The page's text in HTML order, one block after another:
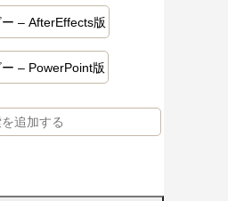
– AfterEffects版
– PowerPoint版